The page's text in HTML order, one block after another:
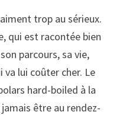
trop au sérieux.
qui est racontée bien
parcours, sa vie,
va lui coûter cher. Le
hard-boiled à la
être au rendez-